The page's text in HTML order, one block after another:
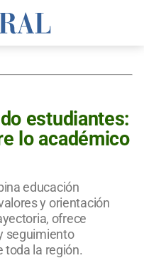
estudiantes:
lo académico
educación
y orientación
ofrece
seguimiento
toda la región.